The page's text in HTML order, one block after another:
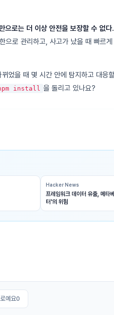
으로는 더 이상 안전을 보장할 수 없다.
으로 관리하고, 사고가 났을 때 빠르
었을 때 몇 시간 안에 탐지하고 대응
install 을 돌리고 있나요?
Hacker News
프레임워크 데이터 유출, 메타
터'의 위험
예요0